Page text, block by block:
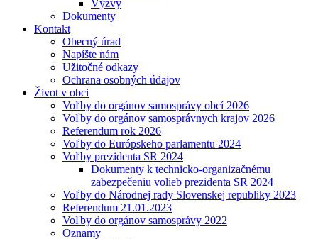
Výzvy
Dokumenty
Kontakt
Obecný úrad
Napíšte nám
Užitočné odkazy
Ochrana osobných údajov
Život v obci
Voľby do orgánov samosprávy obcí 2026
Voľby do orgánov samosprávnych krajov 2026
Referendum rok 2026
Voľby do Európskeho parlamentu 2024
Voľby prezidenta SR 2024
Dokumenty k technicko-organizačnému
zabezpečeniu volieb prezidenta SR 2024
Voľby do Národnej rady Slovenskej republiky 2023
Referendum 21.01.2023
Voľby do orgánov samosprávy 2022
Oznamy